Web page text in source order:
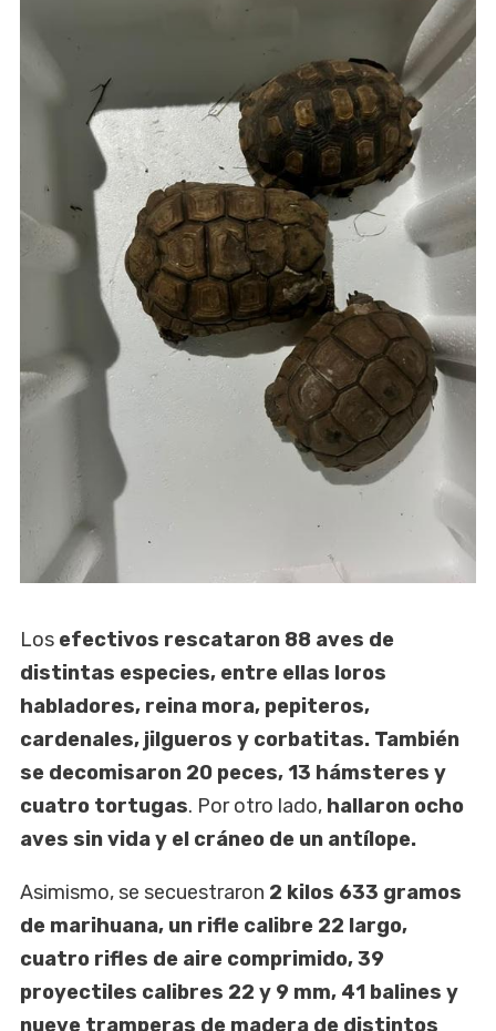
Los efectivos rescataron 88 aves de
distintas especies, entre ellas loros
habladores, reina mora, pepiteros,
cardenales, jilgueros y corbatitas. También
se decomisaron 20 peces, 13 hámsteres y
cuatro tortugas. Por otro lado, hallaron ocho
aves sin vida y el cráneo de un antílope.
Asimismo, se secuestraron 2 kilos 633 gramos
de marihuana, un rifle calibre 22 largo,
cuatro rifles de aire comprimido, 39
proyectiles calibres 22 y 9 mm, 41 balines y
nueve tramperas de madera de distintos